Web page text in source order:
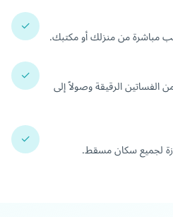
✓ مباشرة من منزلك أو مكتبك.
✓ الرقيقة وصولاً إلى
✓ لجميع سكان مسقط.